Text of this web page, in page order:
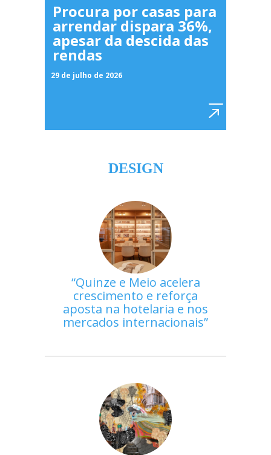
Procura por casas para
arrendar dispara 36%,
apesar da descida das
rendas
29 de julho de 2026
DESIGN
Quinze e Meio acelera
crescimento e reforça
aposta na hotelaria e nos
mercados internacionais